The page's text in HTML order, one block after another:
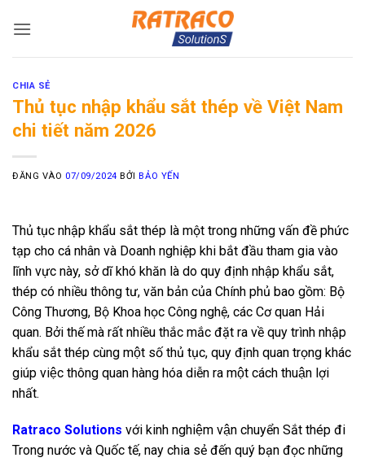
qua
CHIA SẺ
Thủ tục nhập khẩu sắt thép về Việt Nam
chi tiết năm 2026
ĐĂNG VÀO 07/09/2024 BỞIBẢO YẾN
Thủ tục nhập khẩu sắt thép là một trong những vấn đề phức
tạp cho cá nhân và Doanh nghiệp khi bắt đầu tham gia vào
lĩnh vực này, sở dĩ khó khăn là do quy định nhập khẩu sắt,
thép có nhiều thông tư, văn bản của Chính phủ bao gồm: Bộ
Công Thương, Bộ Khoa học Công nghệ, các Cơ quan Hải
quan. Bởi thế mà rất nhiều thắc mắc đặt ra về quy trình nhập
khẩu sắt thép cùng một số thủ tục, quy định quan trọng khác
giúp việc thông quan hàng hóa diễn ra một cách thuận lợi
nhất.
Ratraco Solutions với kinh nghiệm vận chuyển Sắt thép đi
Trong nước và Quốc tế, nay chia sẻ đến quý bạn đọc những